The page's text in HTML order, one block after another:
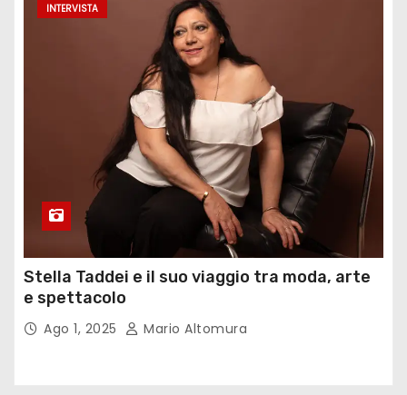
INTERVISTA
Stella Taddei e il suo viaggio tra moda, arte
e spettacolo
Ago 1, 2025 Mario Altomura